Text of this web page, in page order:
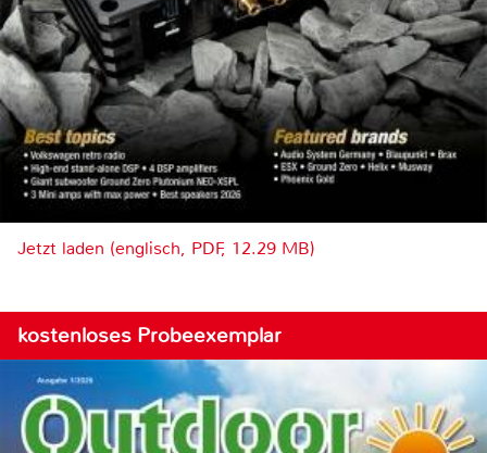
Jetzt laden (englisch, PDF, 12.29 MB)
kostenloses Probeexemplar